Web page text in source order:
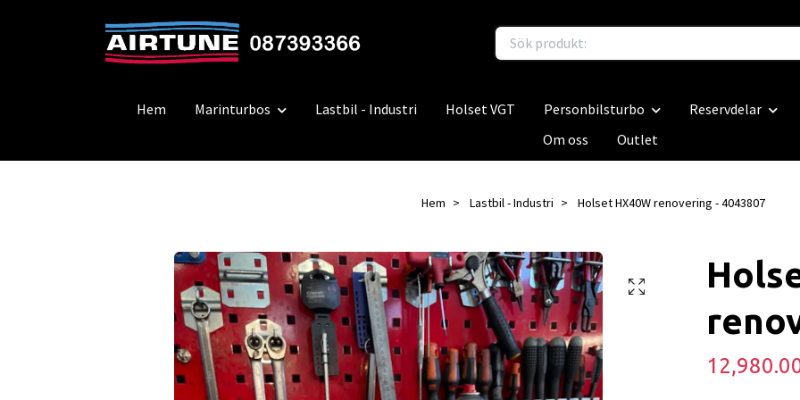
Hem Marinturbos Lastbil - Industri Holset VGT Personbilsturbo
Reservdelar
Om oss
Outlet
Hem Lastbil - Industri Holset HX40W renovering - 4043807